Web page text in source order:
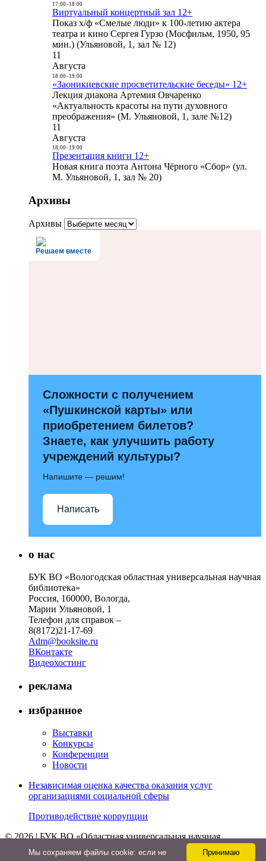
17:00- 18:00
Виртуальный концертный зал 12+
Показ х/ф «Смелые люди» к 100-летию актера
театра и кино Сергея Гурзо (Мосфильм, 1950, 95
мин.) (Ульяновой, 1, зал № 12)
11
Августа
18:00- 19:00
«Заоникиевские просветительские беседы» 12+
Лекция диакона Артемия Овчаренко
«Актуальность красоты на пути духовного
преображения» (М. Ульяновой, 1, зале №12)
11
Августа
18:00- 19:00
Презентация книги 12+
Новая книга поэта Антона Чёрного «Сбор» (ул.
М. Ульяновой, 1, зал № 20)
Архивы
Архивы
Решаем вместе
Сложности с получением
«Пушкинской карты» или
приобретением билетов?
Знаете, как улучшить работу
учреждений культуры?
Напишите — решим!
Написать
о нас
БУК ВО «Вологодская областная универсальная научная
библиотека»
Россия, 160000, Вологда,
Марии Ульяновой, 1
Телефон для справок –
8(8172)21-17-69
Adm@booksite.ru
ВКонтакте
Видеохостинг
реклама
избранное
Выставки
Конкурсы
Конференции
Новости
Независимая оценка качества оказания услуг
организациями социальной сферы
Противодействие коррупции
© 2026 | БУК ВО «Областная универсальная научная
библиотека»
Принимаю
Мы cохраняем файлы cookie: если не